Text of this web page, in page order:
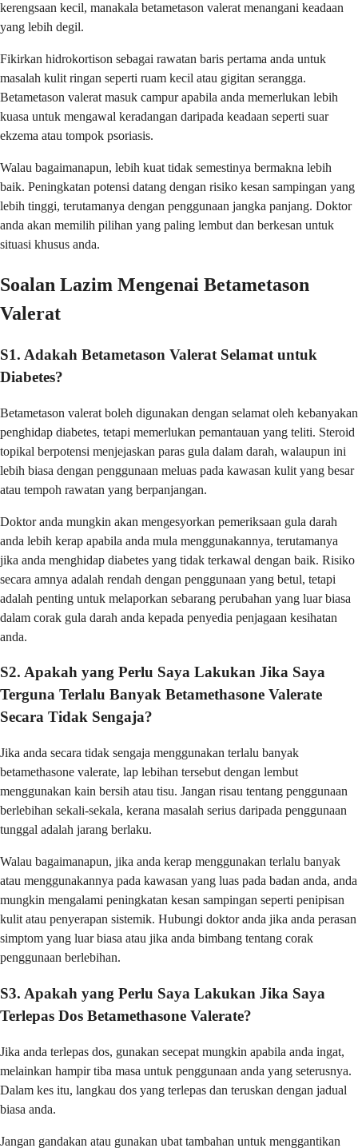
kerengsaan kecil, manakala betametason valerat menangani keadaan
yang lebih degil.
Fikirkan hidrokortison sebagai rawatan baris pertama anda untuk
masalah kulit ringan seperti ruam kecil atau gigitan serangga.
Betametason valerat masuk campur apabila anda memerlukan lebih
kuasa untuk mengawal keradangan daripada keadaan seperti suar
ekzema atau tompok psoriasis.
Walau bagaimanapun, lebih kuat tidak semestinya bermakna lebih
baik. Peningkatan potensi datang dengan risiko kesan sampingan yang
lebih tinggi, terutamanya dengan penggunaan jangka panjang. Doktor
anda akan memilih pilihan yang paling lembut dan berkesan untuk
situasi khusus anda.
Soalan Lazim Mengenai Betametason
Valerat
S1. Adakah Betametason Valerat Selamat untuk
Diabetes?
Betametason valerat boleh digunakan dengan selamat oleh kebanyakan
penghidap diabetes, tetapi memerlukan pemantauan yang teliti. Steroid
topikal berpotensi menjejaskan paras gula dalam darah, walaupun ini
lebih biasa dengan penggunaan meluas pada kawasan kulit yang besar
atau tempoh rawatan yang berpanjangan.
Doktor anda mungkin akan mengesyorkan pemeriksaan gula darah
anda lebih kerap apabila anda mula menggunakannya, terutamanya
jika anda menghidap diabetes yang tidak terkawal dengan baik. Risiko
secara amnya adalah rendah dengan penggunaan yang betul, tetapi
adalah penting untuk melaporkan sebarang perubahan yang luar biasa
dalam corak gula darah anda kepada penyedia penjagaan kesihatan
anda.
S2. Apakah yang Perlu Saya Lakukan Jika Saya
Terguna Terlalu Banyak Betamethasone Valerate
Secara Tidak Sengaja?
Jika anda secara tidak sengaja menggunakan terlalu banyak
betamethasone valerate, lap lebihan tersebut dengan lembut
menggunakan kain bersih atau tisu. Jangan risau tentang penggunaan
berlebihan sekali-sekala, kerana masalah serius daripada penggunaan
tunggal adalah jarang berlaku.
Walau bagaimanapun, jika anda kerap menggunakan terlalu banyak
atau menggunakannya pada kawasan yang luas pada badan anda, anda
mungkin mengalami peningkatan kesan sampingan seperti penipisan
kulit atau penyerapan sistemik. Hubungi doktor anda jika anda perasan
simptom yang luar biasa atau jika anda bimbang tentang corak
penggunaan berlebihan.
S3. Apakah yang Perlu Saya Lakukan Jika Saya
Terlepas Dos Betamethasone Valerate?
Jika anda terlepas dos, gunakan secepat mungkin apabila anda ingat,
melainkan hampir tiba masa untuk penggunaan anda yang seterusnya.
Dalam kes itu, langkau dos yang terlepas dan teruskan dengan jadual
biasa anda.
Jangan gandakan atau gunakan ubat tambahan untuk menggantikan